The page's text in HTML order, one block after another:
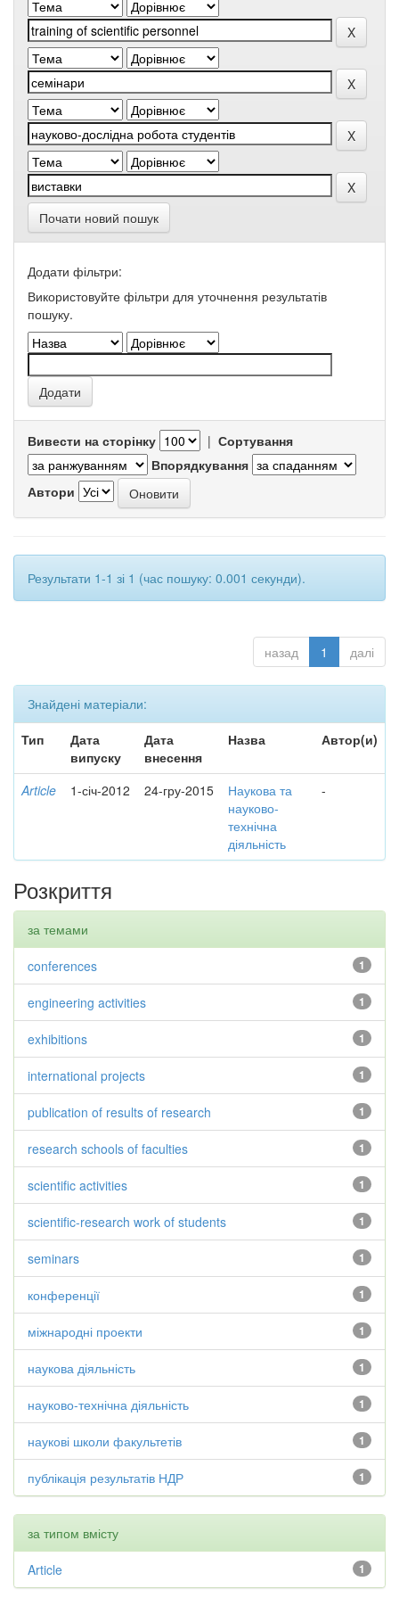
Почати новий пошук
Додати фільтри:
Використовуйте фільтри для уточнення результатів
пошуку.
Вивести на сторінку | Сортування
Впорядкування
Автори
Результати 1-1 зі 1 (час пошуку: 0.001 секунди).
назад 1 далі
Знайдені матеріали:
Тип
Дата
випуску
Дата
внесення
Назва Автор(и)
Article 1-січ-2012 24-гру-2015
Наукова та
науково-
технічна
діяльність
-
Розкриття
за темами
1
conferences
1
engineering activities
1
exhibitions
1
international projects
1
publication of results of research
1
research schools of faculties
1
scientific activities
1
scientific-research work of students
1
seminars
1
конференції
1
міжнародні проекти
1
наукова діяльність
1
науково-технічна діяльність
1
наукові школи факультетів
1
публікація результатів НДР
за типом вмісту
1
Article